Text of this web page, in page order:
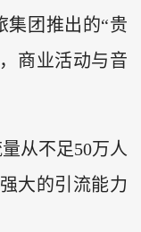
集团推出的“贵
商业活动与音
从不足50万人
大的引流能力